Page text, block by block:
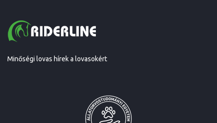
Minőségi lovas hírek a lovasokért